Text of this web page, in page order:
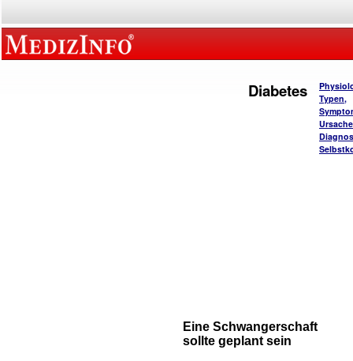
Diabetes
Typen,
Eine Schwangerschaft
sollte geplant sein